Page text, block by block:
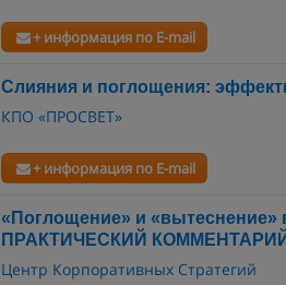
+ информация по E-mail
Слияния и поглощения:
КПО «ПРОСВЕТ»
+ информация по E-mail
«Поглощение» и
ПРАКТИЧЕСКИЙ КОММЕНТАРИЙ
Центр Корпоративных Стратегий